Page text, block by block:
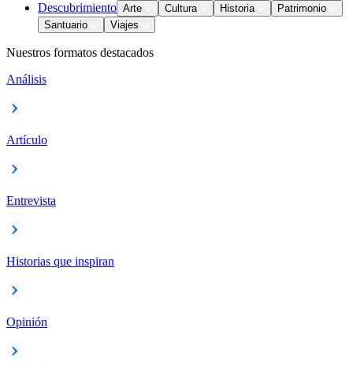
Descubrimiento Arte Cultura Historia
Patrimonio
Santuario
Viajes
Nuestros formatos destacados
Análisis
Artículo
Entrevista
Historias que inspiran
Opinión